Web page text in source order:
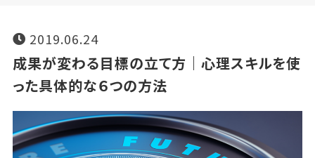
2019.06.24
成果が変わる目標の立て方｜心理スキルを使
った具体的な６つの方法